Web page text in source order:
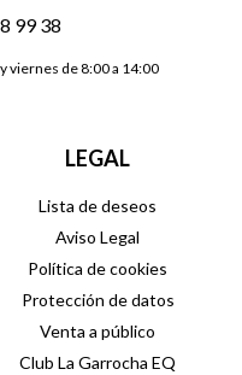
99 38
viernes de 8:00 a 14:00
LEGAL
Lista de deseos
Aviso Legal
Política de cookies
Protección de datos
Venta a público
Club La Garrocha EQ